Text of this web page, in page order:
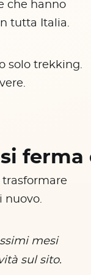
che hanno
tutta Italia.
solo trekking.
ferma
nuovo.
mesi
sul sito.